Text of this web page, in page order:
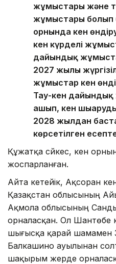
жұмыстары және
жұмыстары болып
орнында кен
кен күрделі
дайындық
2027 жылы
жұмыстар кен
Тау-кен дайындық
ашып, кен
2028 жылдан
көрсетілген
Құжатқа сәйкес, кен
жоспарланған.
Айта кетейік, Ақсоран
Қазақстан облысының
Ақмола облысының
орналасқан. Ол Шантөбе
шығысқа қарай шамамен
Балкашино ауылынан
шақырым жерде